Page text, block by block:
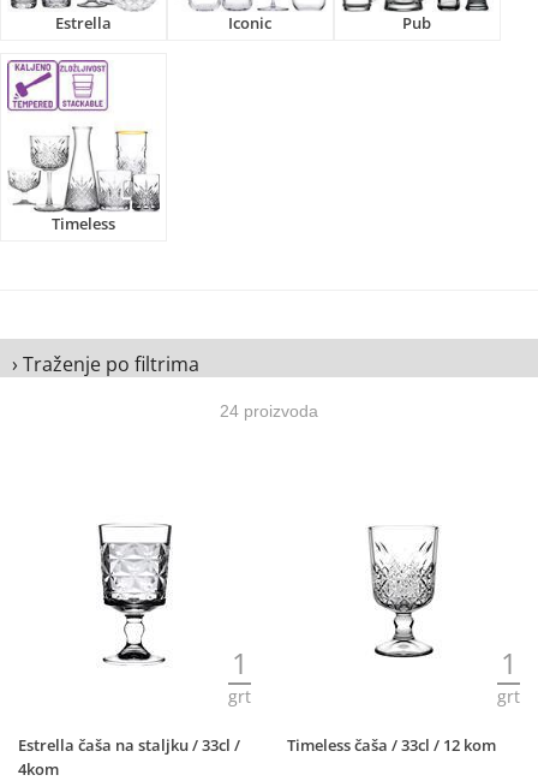
Estrella Iconic Pub
Timeless
› Traženje po filtrima
24 proizvoda
1
grt
Estrella čaša na staljku / 33cl /
4kom
1
grt
Timeless čaša / 33cl / 12 kom